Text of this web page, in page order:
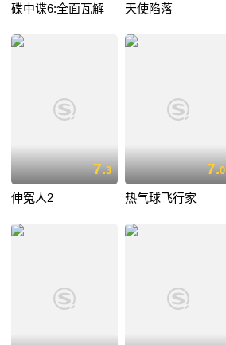
碟中谍6:全面瓦解 天使陷落
7.3
伸冤人2
7.0
热气球飞行家